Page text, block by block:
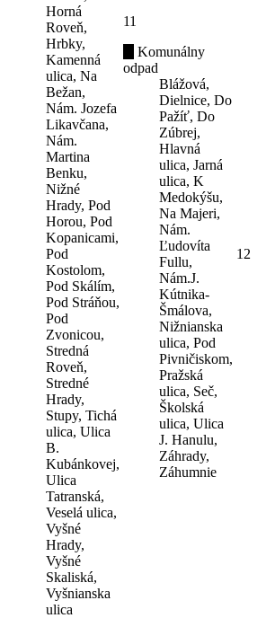
Horná
Roveň,
Hrbky,
Kamenná
ulica, Na
Bežan,
Nám. Jozefa
Likavčana,
Nám.
Martina
Benku,
Nižné
Hrady, Pod
Horou, Pod
Kopanicami,
Pod
Kostolom,
Pod Skálím,
Pod Stráňou,
Pod
Zvonicou,
Stredná
Roveň,
Stredné
Hrady,
Stupy, Tichá
ulica, Ulica
B.
Kubánkovej,
Ulica
Tatranská,
Veselá ulica,
Vyšné
Hrady,
Vyšné
Skaliská,
Vyšnianska
ulica
11
Komunálny
odpad
Blážová,
Dielnice, Do
Pažíť, Do
Zúbrej,
Hlavná
ulica, Jarná
ulica, K
Medokýšu,
Na Majeri,
Nám.
Ľudovíta
Fullu,
Nám.J.
Kútnika-
Šmálova,
Nižnianska
ulica, Pod
Pivničiskom,
Pražská
ulica, Seč,
Školská
ulica, Ulica
J. Hanulu,
Záhrady,
Záhumnie
12